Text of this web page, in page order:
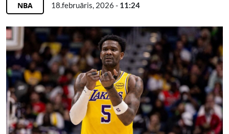
NBA 18.februāris, 2026 - 11:24